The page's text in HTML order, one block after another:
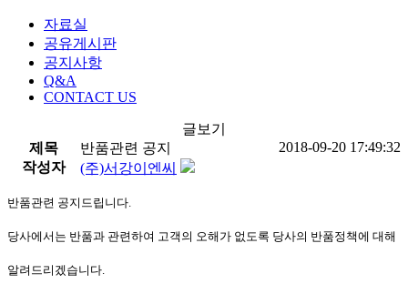
자료실
공유게시판
공지사항
Q&A
CONTACT US
글보기
제목
반품관련 공지
2018-09-20 17:49:32
작성자
(주)서강이엔씨
반품관련 공지드립니다.
당사에서는 반품과 관련하여 고객의 오해가 없도록 당사의 반품정책에 대해
알려드리겠습니다.